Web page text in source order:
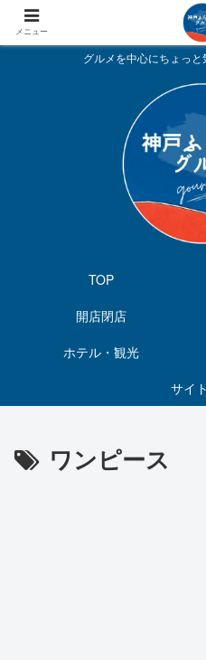
グルメを中心にちょっ
TOP
開店閉店
ホテル・観光
サイ
ワンピース
メニュー